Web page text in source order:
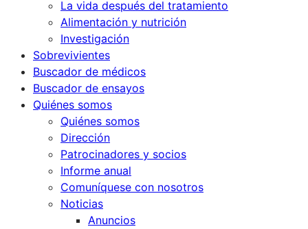
La vida después del tratamiento
Alimentación y nutrición
Investigación
Sobrevivientes
Buscador de médicos
Buscador de ensayos
Quiénes somos
Quiénes somos
Dirección
Patrocinadores y socios
Informe anual
Comuníquese con nosotros
Noticias
Anuncios